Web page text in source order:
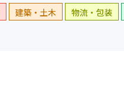
建築・土木 物流・包装